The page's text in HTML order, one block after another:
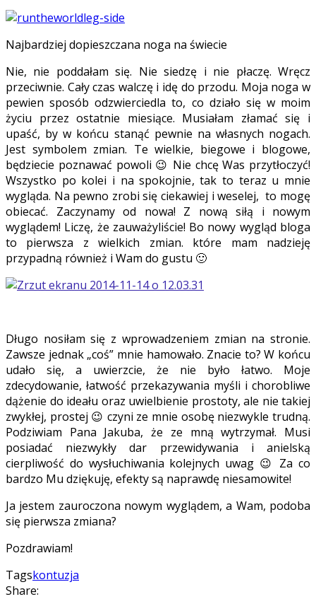
Najbardziej dopieszczana noga na świecie
Nie, nie poddałam się. Nie siedzę i nie płaczę. Wręcz
przeciwnie. Cały czas walczę i idę do przodu. Moja noga w
pewien sposób odzwierciedla to, co działo się w moim
życiu przez ostatnie miesiące. Musiałam złamać się i
upaść, by w końcu stanąć pewnie na własnych nogach.
Jest symbolem zmian. Te wielkie, biegowe i blogowe,
będziecie poznawać powoli 😉 Nie chcę Was przytłoczyć!
Wszystko po kolei i na spokojnie, tak to teraz u mnie
wygląda. Na pewno zrobi się ciekawiej i weselej, to mogę
obiecać. Zaczynamy od nowa! Z nową siłą i nowym
wyglądem! Liczę, że zauważyliście! Bo nowy wygląd bloga
to pierwsza z wielkich zmian. które mam nadzieję
przypadną również i Wam do gustu 🙂
Długo nosiłam się z wprowadzeniem zmian na stronie.
Zawsze jednak „coś” mnie hamowało. Znacie to? W końcu
udało się, a uwierzcie, że nie było łatwo. Moje
zdecydowanie, łatwość przekazywania myśli i chorobliwe
dążenie do ideału oraz uwielbienie prostoty, ale nie takiej
zwykłej, prostej 😉 czyni ze mnie osobę niezwykle trudną.
Podziwiam Pana Jakuba, że ze mną wytrzymał. Musi
posiadać niezwykły dar przewidywania i anielską
cierpliwość do wysłuchiwania kolejnych uwag 😉 Za co
bardzo Mu dziękuję, efekty są naprawdę niesamowite!
Ja jestem zauroczona nowym wyglądem, a Wam, podoba
się pierwsza zmiana?
Pozdrawiam!
Tagskontuzja
Share: